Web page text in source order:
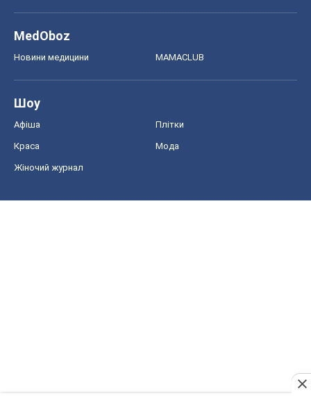
MedOboz
Новини медицини MAMACLUB
Шоу
Афіша Плітки
Краса Мода
Жіночий журнал